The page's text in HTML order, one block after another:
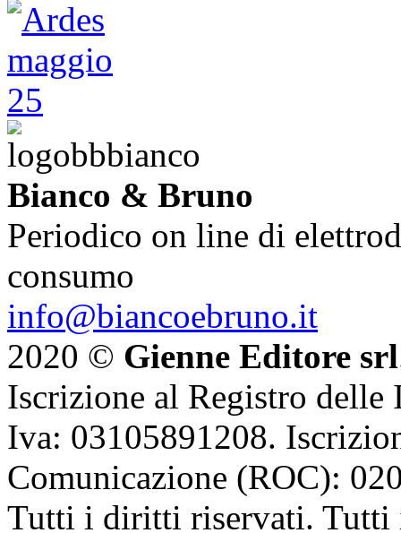
Bianco & Bruno
Periodico on line di
consumo
info@biancoebruno.it
2020 © Gienne Editore srl
Iscrizione al Registro delle
Iva: 03105891208.
Comunicazione (ROC):
Tutti i diritti riservati. Tutti